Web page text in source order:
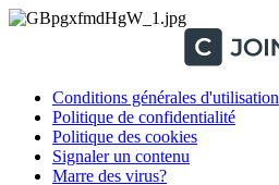
Conditions générales d'utilisation
Politique de confidentialité
Politique des cookies
Signaler un contenu
Marre des virus?